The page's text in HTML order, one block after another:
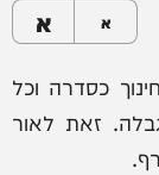
א א
החינוך כסדרה וכל
זאת לאור